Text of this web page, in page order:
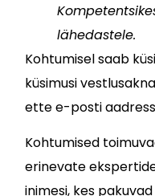
lähedastele.
Kohtumisel saab
küsimusi
ette e-posti
Kohtumised
erinevate
inimesi, kes